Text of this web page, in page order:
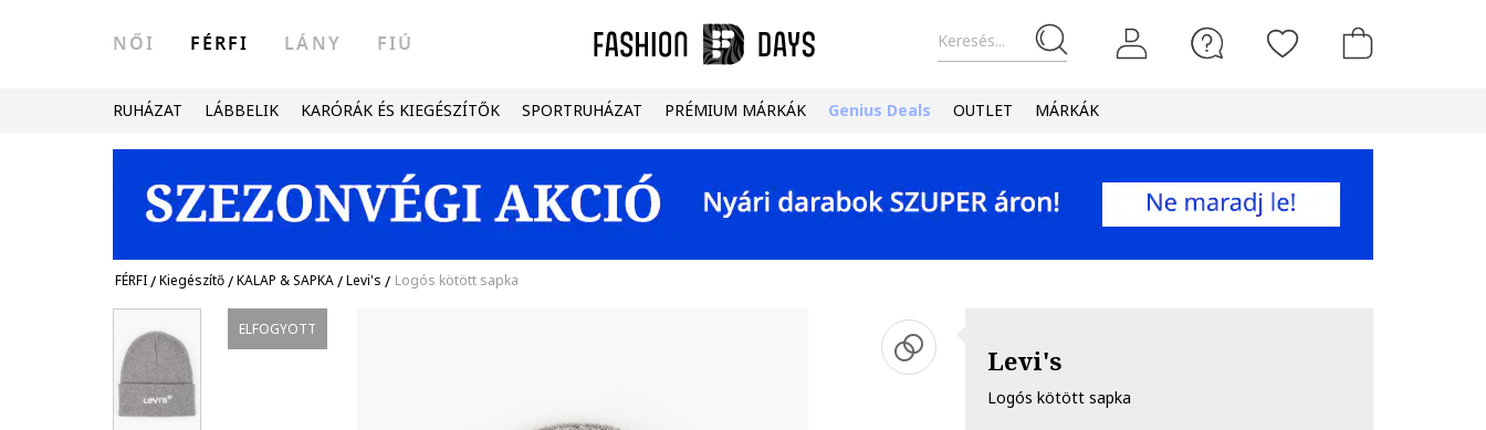
Keresés...
NŐI FÉRFI LÁNY FIÚ
RUHÁZAT LÁBBELIK KARÓRÁK ÉS KIEGÉSZÍTŐK SPORTRUHÁZAT PRÉMIUM MÁRKÁK Genius Deals OUTLET MÁRKÁK
FÉRFI/Kiegészítő/KALAP & SAPKA/Levi's / Logós kötött sapka
ELFOGYOTT
Levi's
Logós kötött sapka